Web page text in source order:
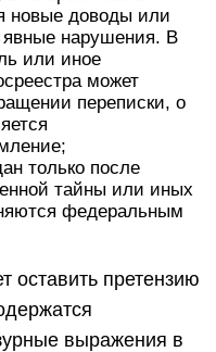
новые доводы или
нарушения. В
или иное
может
переписки, о
только после
тайны или иных
федеральным
оставить претензию
выражения в